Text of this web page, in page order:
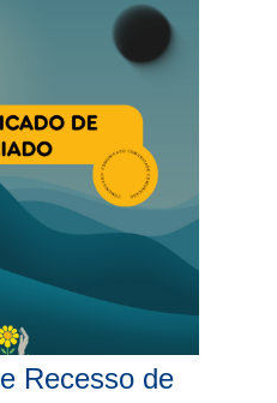
Recesso de